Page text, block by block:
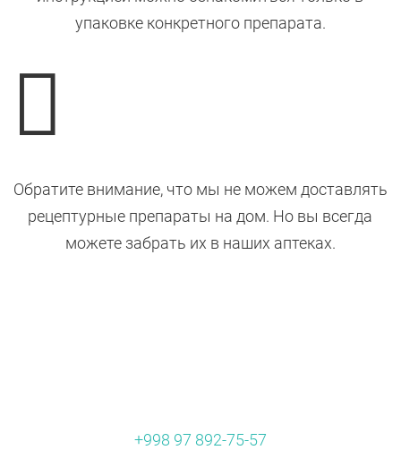
упаковке конкретного препарата.

Обратите внимание, что мы не можем доставлять
рецептурные препараты на дом. Но вы всегда
можете забрать их в наших аптеках.
+998 97 892-75-57